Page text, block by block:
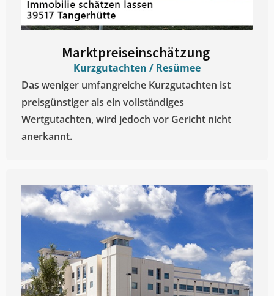
Marktpreiseinschätzung ​
Kurzgutachten / Resümee
Das weniger umfangreiche Kurzgutachten ist
preisgünstiger als ein vollständiges
Wertgutachten, wird jedoch vor Gericht nicht
anerkannt.